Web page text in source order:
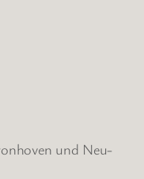
und Neu-